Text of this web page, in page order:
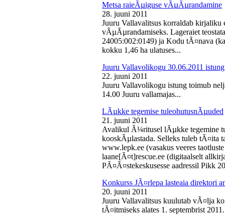
Metsa raieÃµiguse vÃµÃµrandamine
28. juuni 2011
Juuru Vallavalitsus korraldab kirjaliku
vÃµÃµrandamiseks. Lageraiet
24005:002:0149) ja Kodu tÃ¤nava
kokku 1,46 ha ulatuses...
Juuru Vallavolikogu 30.06.2011 istung
22. juuni 2011
Juuru Vallavolikogu istung toimub
14.00 Juuru vallamajas...
LÃµkke tegemise tuleohutusnÃµuded
21. juuni 2011
Avalikul Ã¼ritusel lÃµkke tegemine
kooskÃµlastada. Selleks tuleb tÃ¤ita
www.lepk.ee (vasakus veeres
laane[Ã¤t]rescue.ee (digitaalselt
PÃ¤Ã¤stekeskusesse aadressil Pikk
Konkurss JÃ¤rlepa lasteaia direktori
20. juuni 2011
Juuru Vallavalitsus kuulutab vÃ¤lja
tÃ¤itmiseks alates 1. septembrist